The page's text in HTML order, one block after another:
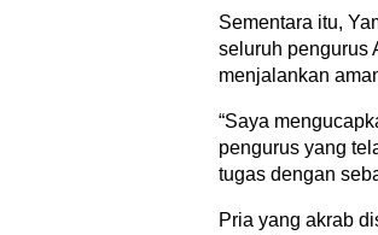
Sementara itu,
seluruh pengurus
menjalankan
“Saya
pengurus yang
tugas dengan
Pria yang akrab